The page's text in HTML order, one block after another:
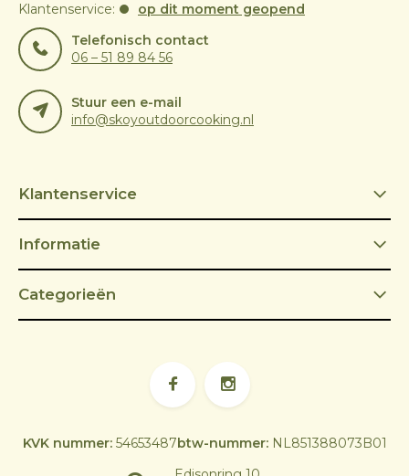
Klantenservice:
op dit moment geopend
Telefonisch contact
06 – 51 89 84 56
Stuur een e-mail
info@skoyoutdoorcooking.nl
Klantenservice
Informatie
Categorieën
KVK nummer:54653487btw-nummer:NL851388073B01